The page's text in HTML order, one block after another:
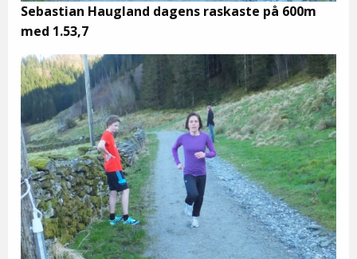
Sebastian Haugland dagens raskaste på 600m
med 1.53,7